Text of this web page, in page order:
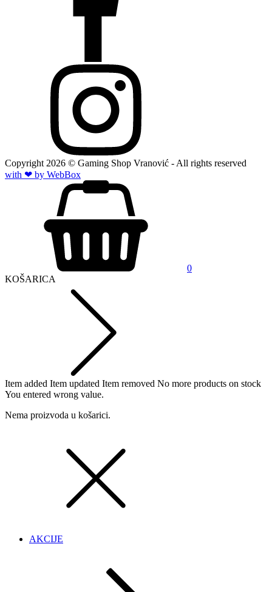
Copyright 2026 © Gaming Shop Vranović - All rights reserved
with ❤ by WebBox
0
KOŠARICA
Item added Item updated Item removed No more products on stock
You entered wrong value.
Nema proizvoda u košarici.
AKCIJE